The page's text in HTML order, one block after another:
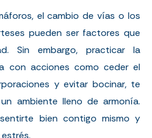
el cambio de vías o los
pueden ser factores que
Sin embargo, practicar la
con acciones como ceder el
y evitar bocinar, te
ambiente lleno de armonía.
bien contigo mismo y